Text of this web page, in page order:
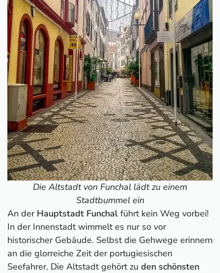
Karte mit alle Sehenswürdigkeiten auf Madeira
Madeira-Reiseführer
Die Altstadt von Funchal lädt zu einem
Stadtbummel ein
An der Hauptstadt Funchal führt kein Weg vorbei!
In der Innenstadt wimmelt es nur so vor
historischer Gebäude. Selbst die Gehwege erinnern
an die glorreiche Zeit der portugiesischen
Seefahrer. Die Altstadt gehört zu den schönsten